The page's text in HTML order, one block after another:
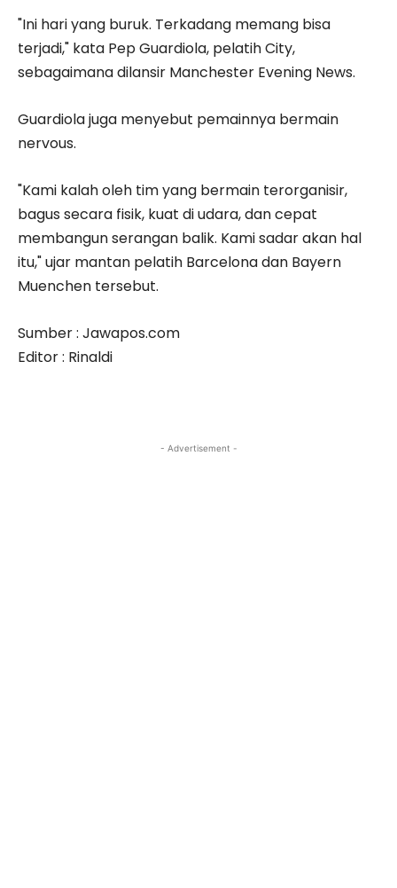
"Ini hari yang buruk. Terkadang memang bisa
terjadi," kata Pep Guardiola, pelatih City,
sebagaimana dilansir Manchester Evening News.
Guardiola juga menyebut pemainnya bermain
nervous.
"Kami kalah oleh tim yang bermain terorganisir,
bagus secara fisik, kuat di udara, dan cepat
membangun serangan balik. Kami sadar akan hal
itu," ujar mantan pelatih Barcelona dan Bayern
Muenchen tersebut.
Sumber : Jawapos.com
Editor : Rinaldi
- Advertisement -